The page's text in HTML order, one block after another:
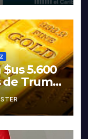
5.600
de Trump